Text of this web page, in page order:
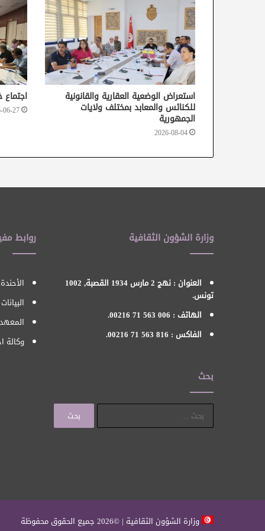
استعراض الوضعية العقارية والقانونية
للكنائس والمعابد بمختلف ولايات
الجمهورية
2026-08-04
06-27
وزارة الشؤون الثقافية
العنوان : نهج 2 مارس 1934 القصبة, 1002
تونس.
الهاتف : 006 563 71 00216.
الفاكس : 816 563 71 00216.
بحث
روابط
وكالة
وزارة الشؤون الثقافية | ©2026 جميع الحقوق محفوظة